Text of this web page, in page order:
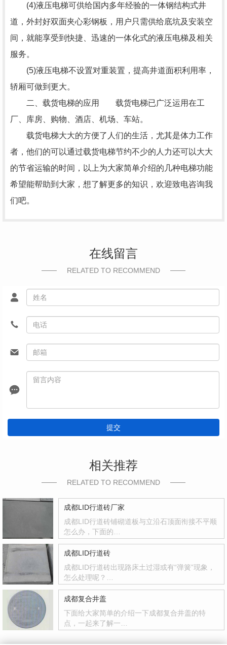
(4)液压电梯可供给国内多年经验的一体钢结构式井
道，外封好双面夹心彩钢板，用户只需供给底坑及安装空
间，就能享受到快捷、迅速的一体化式的液压电梯及相关
服务。
(5)液压电梯不设置对重装置，提高井道面积利用率，
轿厢可做到更大。
二、载货电梯的应用 载货电梯已广泛运用在工
厂、库房、购物、酒店、机场、车站。
载货电梯大大的方便了人们的生活，尤其是体力工作
者，他们的可以通过载货电梯节约不少的人力还可以大大
的节省运输的时间，以上为大家简单介绍的几种电梯功能
希望能帮助到大家，想了解更多的知识，欢迎致电咨询我
们吧。
在线留言
RELATED TO RECOMMEND
提交
相关推荐
RELATED TO RECOMMEND
成都LID行道砖厂家
成都LID行道砖铺砌道板与立沿石顶面衔接不平顺
怎么办，下面的…
成都LID行道砖
成都LID行道砖出现路床土过湿或有“弹簧”现象，
怎么处理呢？…
成都复合井盖
下面给大家简单的介绍一下成都复合井盖的特
点，一起来了解一…